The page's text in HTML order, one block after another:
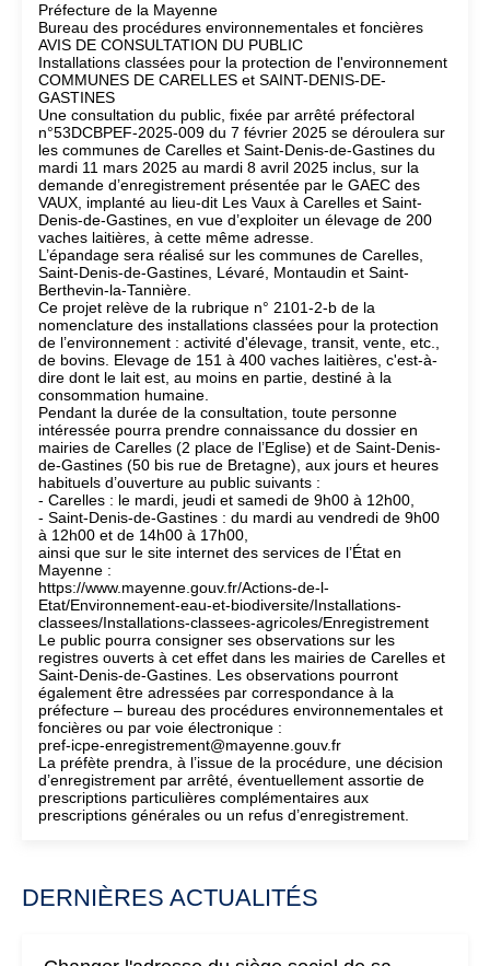
Préfecture de la Mayenne
Bureau des procédures environnementales et foncières
AVIS DE CONSULTATION DU PUBLIC
Installations classées pour la protection de l'environnement
COMMUNES DE CARELLES et SAINT-DENIS-DE-
GASTINES
Une consultation du public, fixée par arrêté préfectoral
n°53DCBPEF-2025-009 du 7 février 2025 se déroulera sur
les communes de Carelles et Saint-Denis-de-Gastines du
mardi 11 mars 2025 au mardi 8 avril 2025 inclus, sur la
demande d’enregistrement présentée par le GAEC des
VAUX, implanté au lieu-dit Les Vaux à Carelles et Saint-
Denis-de-Gastines, en vue d’exploiter un élevage de 200
vaches laitières, à cette même adresse.
L’épandage sera réalisé sur les communes de Carelles,
Saint-Denis-de-Gastines, Lévaré, Montaudin et Saint-
Berthevin-la-Tannière.
Ce projet relève de la rubrique n° 2101-2-b de la
nomenclature des installations classées pour la protection
de l’environnement : activité d'élevage, transit, vente, etc.,
de bovins. Elevage de 151 à 400 vaches laitières, c'est-à-
dire dont le lait est, au moins en partie, destiné à la
consommation humaine.
Pendant la durée de la consultation, toute personne
intéressée pourra prendre connaissance du dossier en
mairies de Carelles (2 place de l’Eglise) et de Saint-Denis-
de-Gastines (50 bis rue de Bretagne), aux jours et heures
habituels d’ouverture au public suivants :
- Carelles : le mardi, jeudi et samedi de 9h00 à 12h00,
- Saint-Denis-de-Gastines : du mardi au vendredi de 9h00
à 12h00 et de 14h00 à 17h00,
ainsi que sur le site internet des services de l’État en
Mayenne :
https://www.mayenne.gouv.fr/Actions-de-l-
Etat/Environnement-eau-et-biodiversite/Installations-
classees/Installations-classees-agricoles/Enregistrement
Le public pourra consigner ses observations sur les
registres ouverts à cet effet dans les mairies de Carelles et
Saint-Denis-de-Gastines. Les observations pourront
également être adressées par correspondance à la
préfecture – bureau des procédures environnementales et
foncières ou par voie électronique :
pref-icpe-enregistrement@mayenne.gouv.fr
La préfète prendra, à l’issue de la procédure, une décision
d’enregistrement par arrêté, éventuellement assortie de
prescriptions particulières complémentaires aux
prescriptions générales ou un refus d’enregistrement.
DERNIÈRES ACTUALITÉS